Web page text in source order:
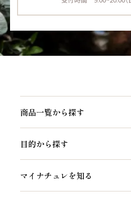
商品一覧から探す
目的から探す
マイナチュレを知る